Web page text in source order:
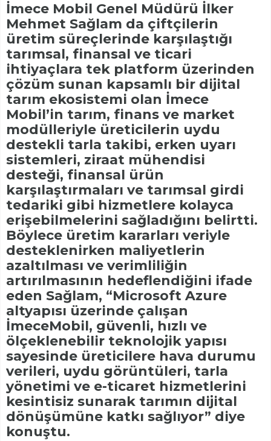
İmece Mobil Genel Müdürü İlker
Mehmet Sağlam da çiftçilerin
üretim süreçlerinde karşılaştığı
tarımsal, finansal ve ticari
ihtiyaçlara tek platform üzerinden
çözüm sunan kapsamlı bir dijital
tarım ekosistemi olan İmece
Mobil’in tarım, finans ve market
modülleriyle üreticilerin uydu
destekli tarla takibi, erken uyarı
sistemleri, ziraat mühendisi
desteği, finansal ürün
karşılaştırmaları ve tarımsal girdi
tedariki gibi hizmetlere kolayca
erişebilmelerini sağladığını belirtti.
Böylece üretim kararları veriyle
desteklenirken maliyetlerin
azaltılması ve verimliliğin
artırılmasının hedeflendiğini ifade
eden Sağlam, “Microsoft Azure
altyapısı üzerinde çalışan
İmeceMobil, güvenli, hızlı ve
ölçeklenebilir teknolojik yapısı
sayesinde üreticilere hava durumu
verileri, uydu görüntüleri, tarla
yönetimi ve e-ticaret hizmetlerini
kesintisiz sunarak tarımın dijital
dönüşümüne katkı sağlıyor” diye
konuştu.